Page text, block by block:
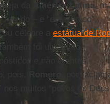
da América Latina,
– e “ecumênico”,
célebre a estátua de
foi um santo
e não crentes,
pois,
, por
nos muitos “povos de